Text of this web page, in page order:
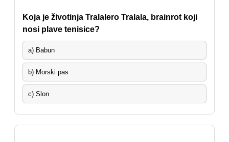
Koja je životinja Tralalero Tralala, brainrot koji
nosi plave tenisice?
a) Babun
b) Morski pas
c) Slon